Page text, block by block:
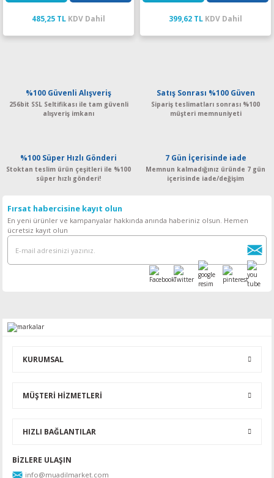
485,25 TL KDV Dahil 399,62 TL KDV Dahil
%100 Güvenli Alışveriş
256bit SSL Seltifikası ile tam güvenli
alışveriş imkanı
Satış Sonrası %100 Güven
Sipariş teslimatları sonrası %100
müşteri memnuniyeti
%100 Süper Hızlı Gönderi
Stoktan teslim ürün çeşitleri ile %100
süper hızlı gönderi!
7 Gün İçerisinde iade
Memnun kalmadığınız üründe 7 gün
içerisinde iade/değişim
Fırsat habercisine kayıt olun
En yeni ürünler ve kampanyalar hakkında anında haberiniz olsun. Hemen
ücretsiz kayıt olun
KURUMSAL
MÜŞTERİ HİZMETLERİ
HIZLI BAĞLANTILAR
BİZLERE ULAŞIN
info@muadilmarket.com